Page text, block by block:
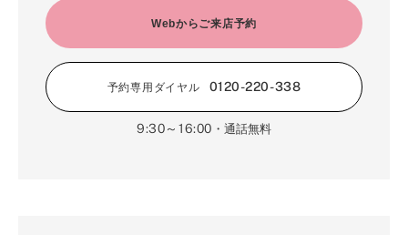
Webからご来店予約
予約専用ダイヤル 0120-220-338
9:30～16:00 ・通話無料